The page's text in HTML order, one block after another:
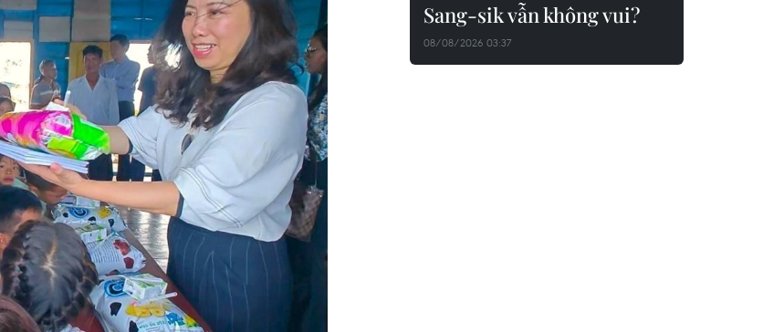
Sang-sik vẫn không vui?
08/08/2026 03:37